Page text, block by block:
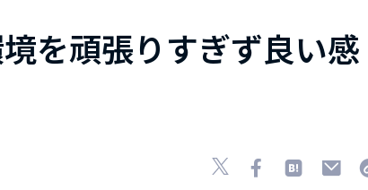
を頑張りすぎず良い感